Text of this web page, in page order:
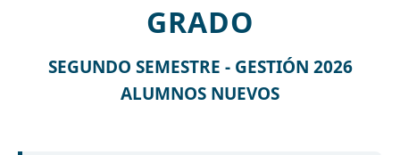
GRADO
SEGUNDO SEMESTRE - GESTIÓN 2026
ALUMNOS NUEVOS